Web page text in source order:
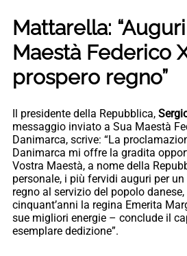
Mattarella:
Maestà Federico
prospero regno”
Il presidente della Repubblica,
messaggio inviato a Sua Maestà
Danimarca, scrive: “La
Danimarca mi offre la gradita
Vostra Maestà, a nome della
personale, i più fervidi auguri per
regno al servizio del popolo
cinquant’anni la regina Emerita
sue migliori energie – conclude il
esemplare dedizione”.